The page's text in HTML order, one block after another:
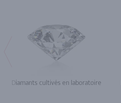
Diamants cultivés en laboratoire